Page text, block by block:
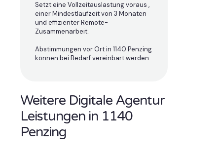
Setzt eine Vollzeitauslastung voraus ,
einer Mindestlaufzeit von 3 Monaten
und effizienter Remote-
Zusammenarbeit.
Abstimmungen vor Ort in 1140 Penzing
können bei Bedarf vereinbart werden.
Weitere Digitale Agentur
Leistungen in 1140
Penzing